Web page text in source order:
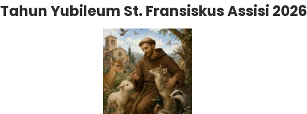
Tahun Yubileum St. Fransiskus Assisi 2026